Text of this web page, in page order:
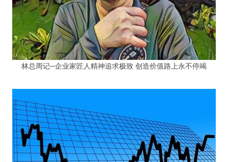
林总周记─企业家匠人精神追求极致 创造价值路上永不停竭